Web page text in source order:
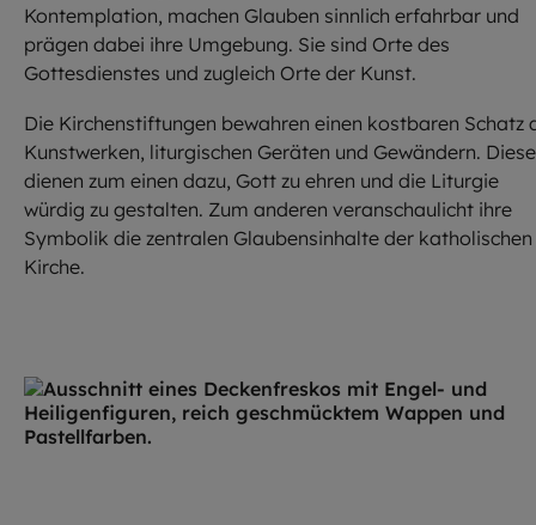
Kontemplation, machen Glauben sinnlich erfahrbar und
prägen dabei ihre Umgebung. Sie sind Orte des
Gottesdienstes und zugleich Orte der Kunst.
Die Kirchenstiftungen bewahren einen kostbaren Schatz
Kunstwerken, liturgischen Geräten und Gewändern. Diese
dienen zum einen dazu, Gott zu ehren und die Liturgie
würdig zu gestalten. Zum anderen veranschaulicht ihre
Symbolik die zentralen Glaubensinhalte der katholischen
Kirche.